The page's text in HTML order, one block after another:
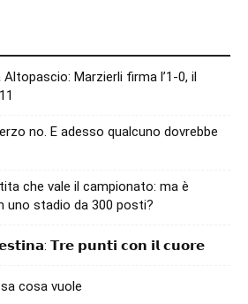
Marzierli firma l’1-0, il
no. E adesso qualcuno dovrebbe
che vale il campionato: ma è
uno stadio da 300 posti?
𝗧𝗿𝗲 𝗽𝘂𝗻𝘁𝗶 𝗰𝗼𝗻 𝗶𝗹 𝗰𝘂𝗼𝗿𝗲
cosa vuole